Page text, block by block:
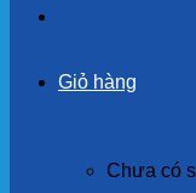
Giỏ hàng
Chưa có